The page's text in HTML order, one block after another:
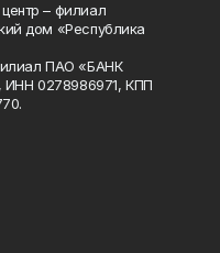
– филиал
дом «Республика
ПАО «БАНК
0278986971, КПП